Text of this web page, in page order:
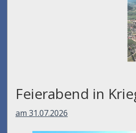
Feierabend in
am 31.07.2026